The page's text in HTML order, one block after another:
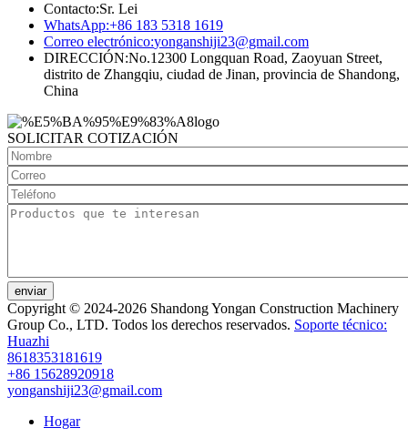
Contacto:Sr. Lei
WhatsApp:+86 183 5318 1619
Correo electrónico:yonganshiji23@gmail.com
DIRECCIÓN:No.12300 Longquan Road, Zaoyuan Street,
distrito de Zhangqiu, ciudad de Jinan, provincia de Shandong,
China
SOLICITAR COTIZACIÓN
enviar
Copyright © 2024-2026 Shandong Yongan Construction Machinery
Group Co., LTD. Todos los derechos reservados. Soporte técnico:
Huazhi
8618353181619
+86 15628920918
yonganshiji23@gmail.com
Hogar